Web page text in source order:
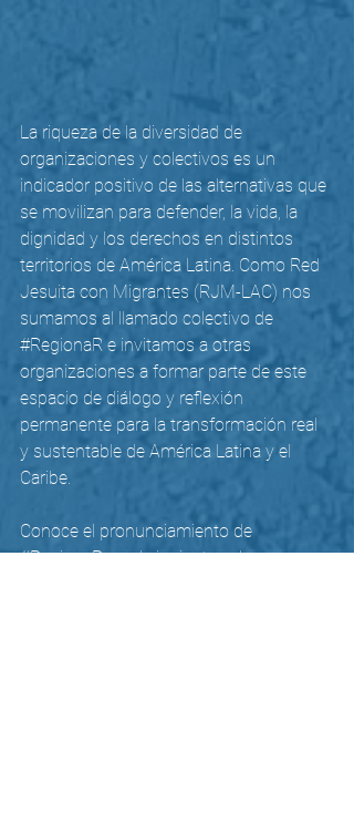
La riqueza de la diversidad de
organizaciones y colectivos es un
indicador positivo de las alternativas que
se movilizan para defender, la vida, la
dignidad y los derechos en distintos
territorios de América Latina. Como Red
Jesuita con Migrantes (RJM-LAC) nos
sumamos al llamado colectivo de
#RegionaR e invitamos a otras
organizaciones a formar parte de este
espacio de diálogo y reflexión
permanente para la transformación real
y sustentable de América Latina y el
Caribe.
Conoce el pronunciamiento de
#RegionaR en el siguiente enlace.